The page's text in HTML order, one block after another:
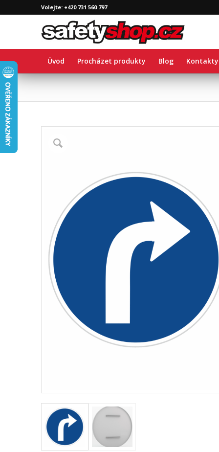
Volejte: +420 731 560 797
Úvod Procházet produkty Blog Kontakty